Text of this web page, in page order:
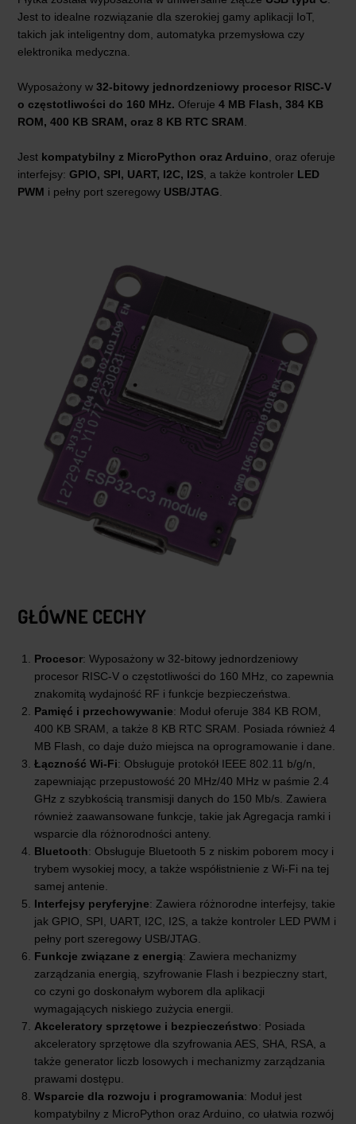
Jest to idealne rozwiązanie dla szerokiej gamy aplikacji IoT,
takich jak inteligentny dom, automatyka przemysłowa czy
elektronika medyczna.
Wyposażony w 32-bitowy jednordzeniowy procesor RISC-V
o częstotliwości do 160 MHz. Oferuje 4 MB Flash, 384 KB
ROM, 400 KB SRAM, oraz 8 KB RTC SRAM
Jest kompatybilny z MicroPython oraz Arduino , oraz oferuje
interfejsy: GPIO, SPI, UART, I2C, I2S , a także kontroler LED
PWM i pełny port szeregowy USB/JTAG
GŁÓWNE CECHY
Procesor: Wyposażony w 32-bitowy jednordzeniowy
procesor RISC-V o częstotliwości do 160 MHz, co zapewnia
znakomitą wydajność RF i funkcje bezpieczeństwa.
Pamięć i przechowywanie: Moduł oferuje 384 KB ROM,
400 KB SRAM, a także 8 KB RTC SRAM. Posiada również 4
MB Flash, co daje dużo miejsca na oprogramowanie i dane.
Łączność Wi-Fi: Obsługuje protokół IEEE 802.11 b/g/n,
zapewniając przepustowość 20 MHz/40 MHz w paśmie 2.4
GHz z szybkością transmisji danych do 150 Mb/s. Zawiera
również zaawansowane funkcje, takie jak Agregacja ramki i
wsparcie dla różnorodności anteny.
Bluetooth: Obsługuje Bluetooth 5 z niskim poborem mocy i
trybem wysokiej mocy, a także współistnienie z Wi-Fi na tej
samej antenie.
Interfejsy peryferyjne: Zawiera różnorodne interfejsy, takie
jak GPIO, SPI, UART, I2C, I2S, a także kontroler LED PWM i
pełny port szeregowy USB/JTAG.
Funkcje związane z energią: Zawiera mechanizmy
zarządzania energią, szyfrowanie Flash i bezpieczny start,
co czyni go doskonałym wyborem dla aplikacji
wymagających niskiego zużycia energii.
Akceleratory sprzętowe i bezpieczeństwo: Posiada
akceleratory sprzętowe dla szyfrowania AES, SHA, RSA, a
także generator liczb losowych i mechanizmy zarządzania
prawami dostępu.
Wsparcie dla rozwoju i programowania: Moduł jest
kompatybilny z MicroPython oraz Arduino, co ułatwia rozwój